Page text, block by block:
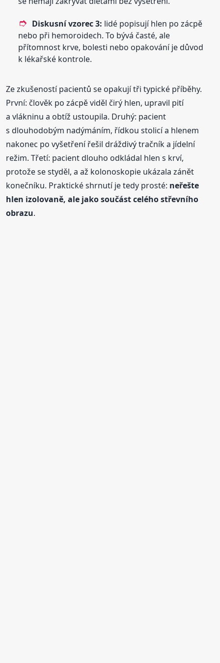
Diskusní vzorec 3: lidé popisují hlen po zácpě
nebo při hemoroidech. To bývá časté, ale
přítomnost krve, bolesti nebo opakování je důvod
k lékařské kontrole.
Ze zkušeností pacientů se opakují tři typické příběhy.
První: člověk po zácpě viděl čirý hlen, upravil pití
a vlákninu a obtíž ustoupila. Druhý: pacient
s dlouhodobým nadýmáním, řídkou stolicí a hlenem
nakonec po vyšetření řešil dráždivý tračník a jídelní
režim. Třetí: pacient dlouho odkládal hlen s krví,
protože se styděl, a až kolonoskopie ukázala zánět
konečníku. Praktické shrnutí je tedy prosté: neřešte
hlen izolovaně, ale jako součást celého střevního
obrazu.